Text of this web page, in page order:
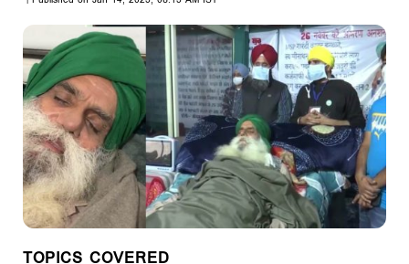
TOPICS COVERED